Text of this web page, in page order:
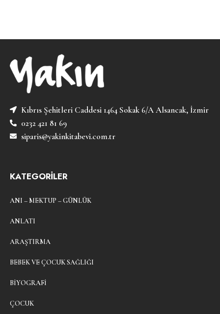
Kıbrıs Şehitleri Caddesi 1464 Sokak 6/A Alsancak, İzmir
0232 421 81 69
siparis@yakinkitabevi.com.tr
KATEGORİLER
ANI – MEKTUP – GÜNLÜK
ANLATI
ARAŞTIRMA
BEBEK VE ÇOCUK SAĞLIĞI
BIYOGRAFI
ÇOCUK